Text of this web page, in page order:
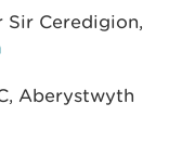
Sir Ceredigion,
Aberystwyth